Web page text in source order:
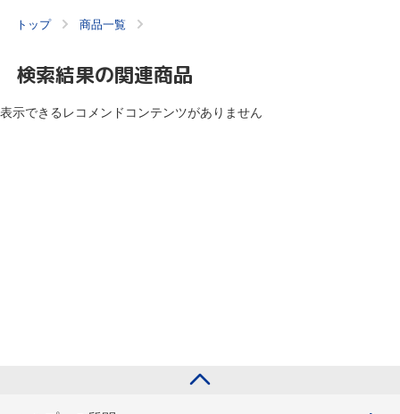
トップ 商品一覧
検索結果の関連商品
表示できるレコメンドコンテンツがありません